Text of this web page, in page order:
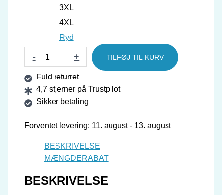
3XL
4XL
Ryd
-
GEWO
Jakke
Shadow
antal
+ TILFØJ TIL KURV
Fuld returret
4,7 stjerner på Trustpilot
Sikker betaling
Forventet levering: 11. august - 13. august
BESKRIVELSE
MÆNGDERABAT
BESKRIVELSE